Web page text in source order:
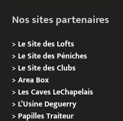
Nos sites partenaires
> Le Site des Lofts
> Le Site des Péniches
> Le Site des Clubs
>Area Box
> Les Caves LeChapelais
> L’Usine Deguerry
> PapillesTraiteur